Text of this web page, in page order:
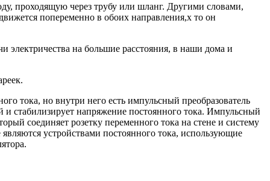
проходящую через трубу или шланг. Другими словами,
попеременно в обоих направления,х то он
электричества на большие расстояния, в наши дома и
тока, но внутри него есть импульсный преобразователь
стабилизирует напряжение постоянного тока. Импульсный
соединяет розетку переменного тока на стене и систему
устройствами постоянного тока, использующие